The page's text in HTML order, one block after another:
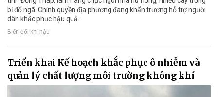
bị đổ ngã. Chính quyền địa phương đang khẩn trương hỗ trợ người
dân khắc phục hậu quả.
Biến đổi khí hậu
Triển khai Kế hoạch khắc phục ô nhiễm và
quản lý chất lượng môi trường không khí